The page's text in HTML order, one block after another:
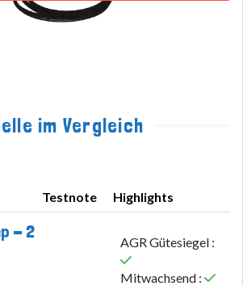
im Vergleich
Testnote
Highlights
- 2
AGR Gütesiegel :
Mitwachsend :